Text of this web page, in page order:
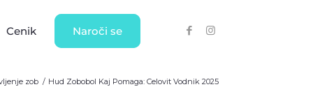
Cenik Naroči se
zob / Hud Zobobol Kaj Pomaga: Celovit Vodnik 2025